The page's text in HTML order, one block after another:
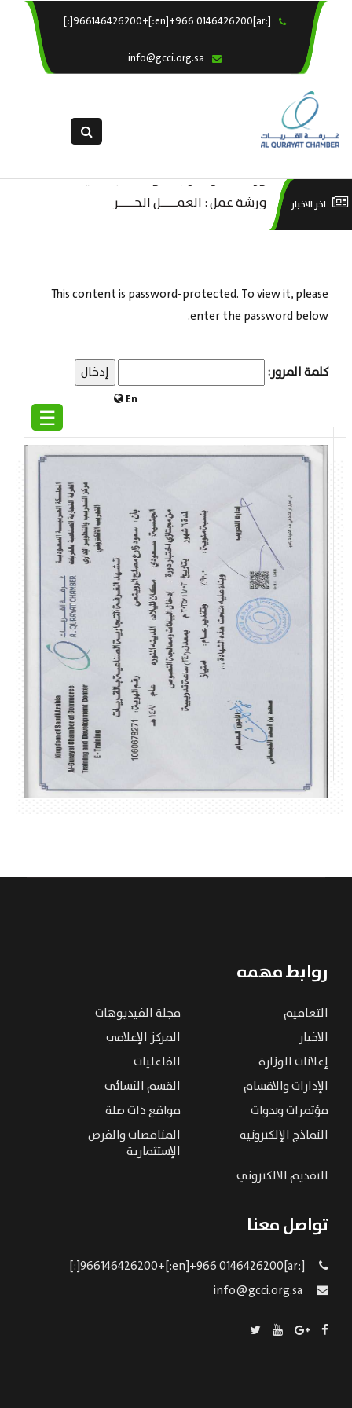
[:ar]966146426200+[:en]+966 0146426200[:]
En
☰
×
خدماتنا
التقديم الالكترونى
اخر الاخبار
ورشة عمل “مراجعة واحتساب تكاليف
بدء ومزاولة وإنهاء الأعمال الاقتصادية
ورشة عمل : العمـــــل الحـــــر
This content is password-protected. To view it, please
enter the password below.
كلمة المرور:
روابط مهمه
التعاميم
مجلة الفيديوهات
الاخبار
المركز الإعلامي
إعلانات الوزارة
الفاعليات
الإدارات والاقسام
القسم النسائى
مؤتمرات وندوات
مواقع ذات صلة
النماذج الإلكترونية
المناقصات والفرص
الإستثمارية
التقديم الالكتروني
تواصل معنا
[:ar]966146426200+[:en]+966 0146426200[:]